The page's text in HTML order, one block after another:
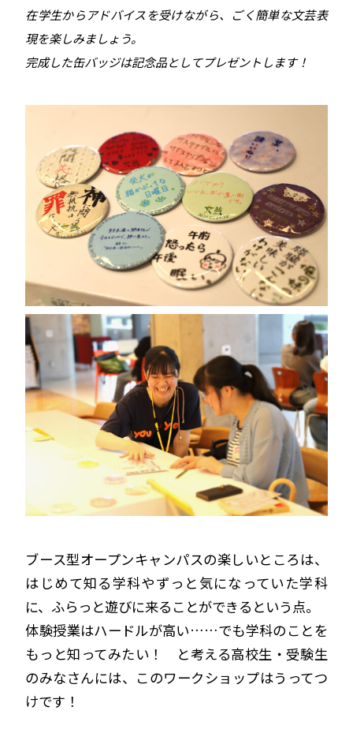
在学生からアドバイスを受けながら、ごく簡単な文芸表
現を楽しみましょう。
完成した缶バッジは記念品としてプレゼントします！
ブース型オープンキャンパスの楽しいところは、
はじめて知る学科やずっと気になっていた学科
に、ふらっと遊びに来ることができるという点。
体験授業はハードルが高い……でも学科のことを
もっと知ってみたい！ と考える高校生・受験生
のみなさんには、このワークショップはうってつ
けです！